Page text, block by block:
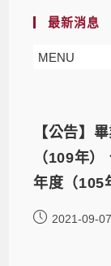
最新消息
MENU
【公告】
（109年
年度（105
2021-09-07